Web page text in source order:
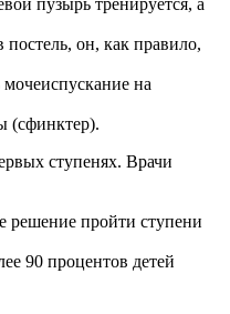
постель, он, как правило,
мочеиспускание на
(сфинктер).
ступенях. Врачи
решение пройти ступени
90 процентов детей